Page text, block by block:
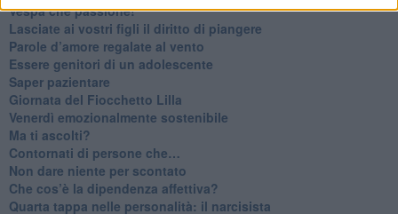
​Vespa che passione!
​Lasciate ai vostri figli il diritto di piangere
​Parole d’amore regalate al vento
​Essere genitori di un adolescente
​Saper pazientare
​Giornata del Fiocchetto Lilla
​Venerdì emozionalmente sostenibile
Ma ti ascolti?
Contornati di persone che…
Non dare niente per scontato
Che cos’è la dipendenza affettiva?
Quarta tappa nelle personalità: il narcisista